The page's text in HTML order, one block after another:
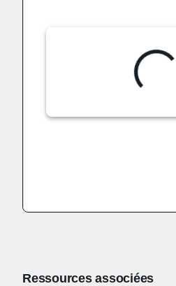
Ressources associées